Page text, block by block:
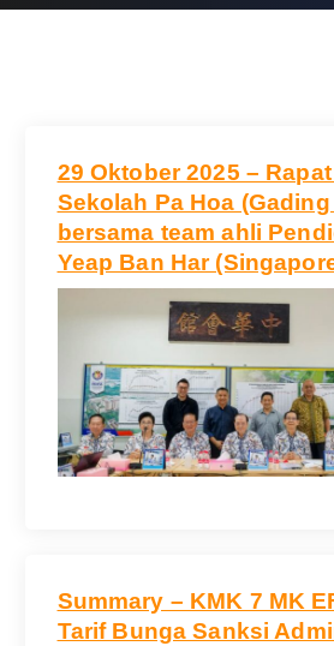
29 Oktober 2025 –
Sekolah Pa Hoa
bersama team ahli
Yeap Ban Har
Summary – KMK 7 MK
Tarif Bunga Sanksi